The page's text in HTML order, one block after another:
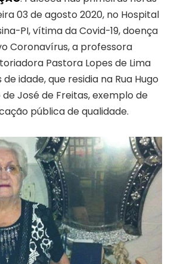
03 de agosto 2020, no Hospital
PI, vítima da Covid-19, doença
Coronavírus, a professora
Pastora Lopes de Lima
idade, que residia na Rua Hugo
José de Freitas, exemplo de
pública de qualidade.